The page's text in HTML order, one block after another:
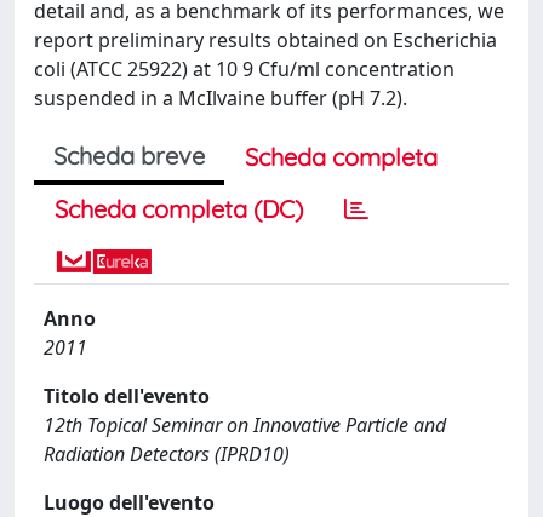
detail and, as a benchmark of its performances, we
report preliminary results obtained on Escherichia
coli (ATCC 25922) at 10 9 Cfu/ml concentration
suspended in a McIlvaine buffer (pH 7.2).
Scheda breve
Scheda completa
Scheda completa (DC)
Anno
2011
Titolo dell'evento
12th Topical Seminar on Innovative Particle and
Radiation Detectors (IPRD10)
Luogo dell'evento